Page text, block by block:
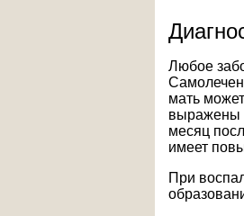
Любое
мать
выражены
месяц
имеет
При